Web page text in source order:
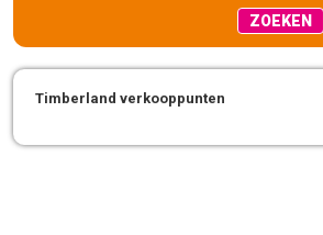
ZOEKEN
Timberland verkooppunten